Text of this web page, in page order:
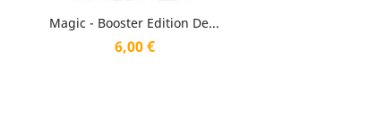
Magic - Booster Edition De...
Prix
6,00 €
 Aperçu rapide